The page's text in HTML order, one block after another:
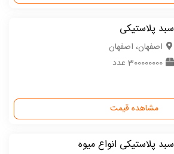
سبد پلاستیکی
اصفهان، اصفهان
300000000 عدد
مشاهده قیمت
سبد پلاستیکی انواع میوه